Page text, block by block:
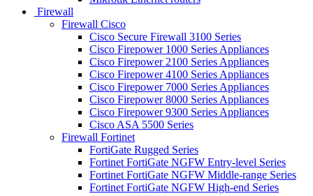
Firewall
Firewall Cisco
Cisco Secure Firewall 3100 Series
Cisco Firepower 1000 Series Appliances
Cisco Firepower 2100 Series Appliances
Cisco Firepower 4100 Series Appliances
Cisco Firepower 7000 Series Appliances
Cisco Firepower 8000 Series Appliances
Cisco Firepower 9300 Series Appliances
Cisco ASA 5500 Series
Firewall Fortinet
FortiGate Rugged Series
Fortinet FortiGate NGFW Entry-level Series
Fortinet FortiGate NGFW Middle-range Series
Fortinet FortiGate NGFW High-end Series